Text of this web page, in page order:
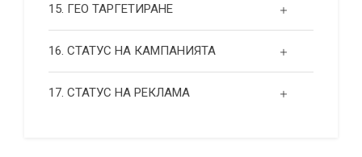
15. ГЕО ТАРГЕТИРАНЕ
16. СТАТУС НА КАМПАНИЯТА
17. СТАТУС НА РЕКЛАМА